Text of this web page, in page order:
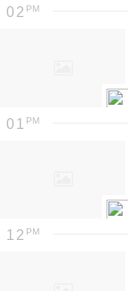
02
01
12